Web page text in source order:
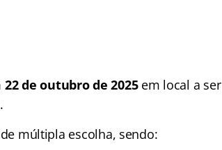
22 de outubro de 2025em local a ser
múltipla escolha, sendo: